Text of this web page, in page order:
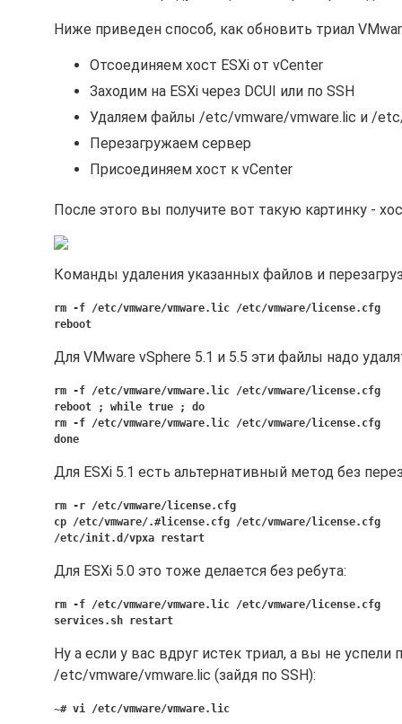
Ниже приведен способ, как обновить триал
Отсоединяем хост ESXi от vCenter
Заходим на ESXi через DCUI или по SSH
Удаляем файлы /etc/vmware/vmware.lic и /
Перезагружаем сервер
Присоединяем хост к vCenter
После этого вы получите вот такую картинку -
Команды удаления указанных файлов и
rm -f /etc/vmware/vmware.lic /etc/vmware/license.cfg
reboot
Для VMware vSphere 5.1 и 5.5 эти файлы надо
rm -f /etc/vmware/vmware.lic /etc/vmware/license.cfg
reboot ; while true ; do
rm -f /etc/vmware/vmware.lic /etc/vmware/license.cfg
done
Для ESXi 5.1 есть альтернативный метод без
rm -r /etc/vmware/license.cfg
cp /etc/vmware/.#license.cfg /etc/vmware/license.cfg
/etc/init.d/vpxa restart
Для ESXi 5.0 это тоже делается без ребута:
rm -f /etc/vmware/vmware.lic /etc/vmware/license.cfg
services.sh restart
Ну а если у вас вдруг истек триал, а вы не
/etc/vmware/vmware.lic (зайдя по SSH):
~# vi /etc/vmware/vmware.lic